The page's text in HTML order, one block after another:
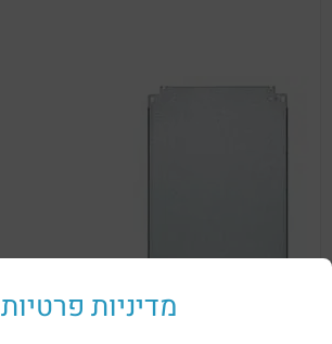
מדיניות פרטיות